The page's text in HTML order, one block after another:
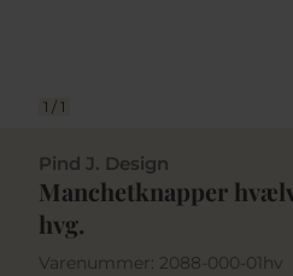
1 / 1
Pind J. Design
Manchetknapper
hvg.
Varenummer: 2088-000-01hv